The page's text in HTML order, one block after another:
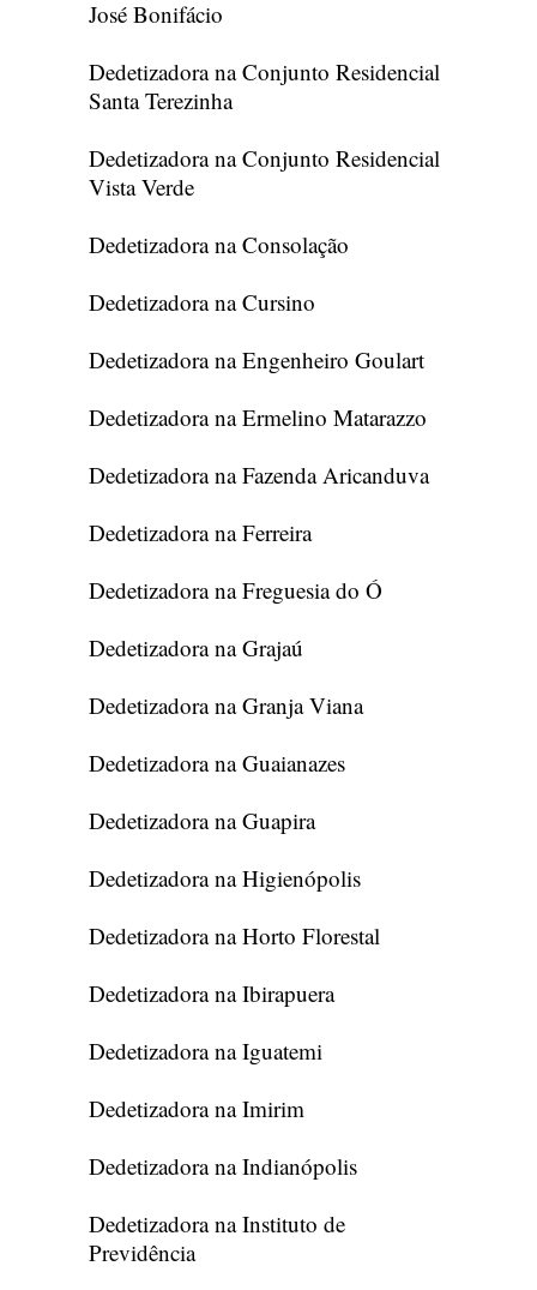
José Bonifácio
Dedetizadora na Conjunto Residencial
Santa Terezinha
Dedetizadora na Conjunto Residencial
Vista Verde
Dedetizadora na Consolação
Dedetizadora na Cursino
Dedetizadora na Engenheiro Goulart
Dedetizadora na Ermelino Matarazzo
Dedetizadora na Fazenda Aricanduva
Dedetizadora na Ferreira
Dedetizadora na Freguesia do Ó
Dedetizadora na Grajaú
Dedetizadora na Granja Viana
Dedetizadora na Guaianazes
Dedetizadora na Guapira
Dedetizadora na Higienópolis
Dedetizadora na Horto Florestal
Dedetizadora na Ibirapuera
Dedetizadora na Iguatemi
Dedetizadora na Imirim
Dedetizadora na Indianópolis
Dedetizadora na Instituto de
Previdência